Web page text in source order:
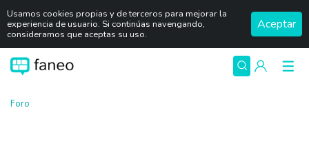
Usamos cookies propias y de terceros para mejorar la
experiencia de usuario. Si continúas navengando,
consideramos que aceptas su uso.
Aceptar
Foro